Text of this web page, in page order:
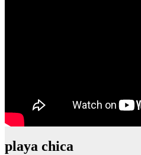
playa chica